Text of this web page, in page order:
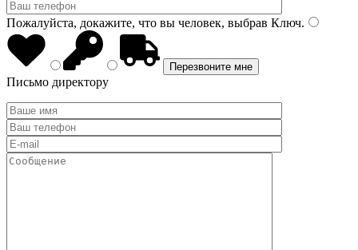
Пожалуйста, докажите, что вы человек, выбрав Ключ.
Письмо директору